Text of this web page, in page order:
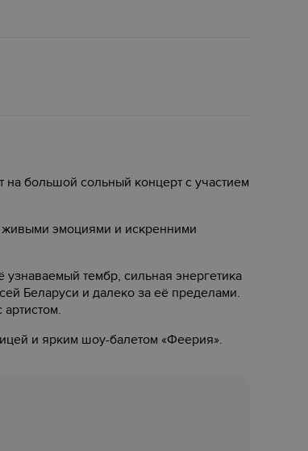
большой сольный концерт с участием
эмоциями и искренними
тембр, сильная энергетика
Беларуси и далеко за её пределами.
и ярким шоу-балетом «Феерия».